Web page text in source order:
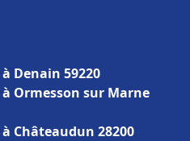
Denain 59220
Ormesson sur Marne
Châteaudun 28200